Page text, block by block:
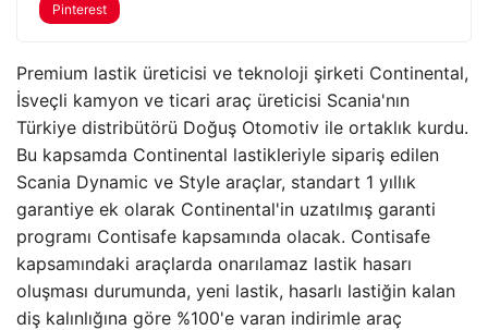
Pinterest
Premium lastik üreticisi ve teknoloji şirketi Continental,
İsveçli kamyon ve ticari araç üreticisi Scania'nın
Türkiye distribütörü Doğuş Otomotiv ile ortaklık kurdu.
Bu kapsamda Continental lastikleriyle sipariş edilen
Scania Dynamic ve Style araçlar, standart 1 yıllık
garantiye ek olarak Continental'in uzatılmış garanti
programı Contisafe kapsamında olacak. Contisafe
kapsamındaki araçlarda onarılamaz lastik hasarı
oluşması durumunda, yeni lastik, hasarlı lastiğin kalan
diş kalınlığına göre %100'e varan indirimle araç